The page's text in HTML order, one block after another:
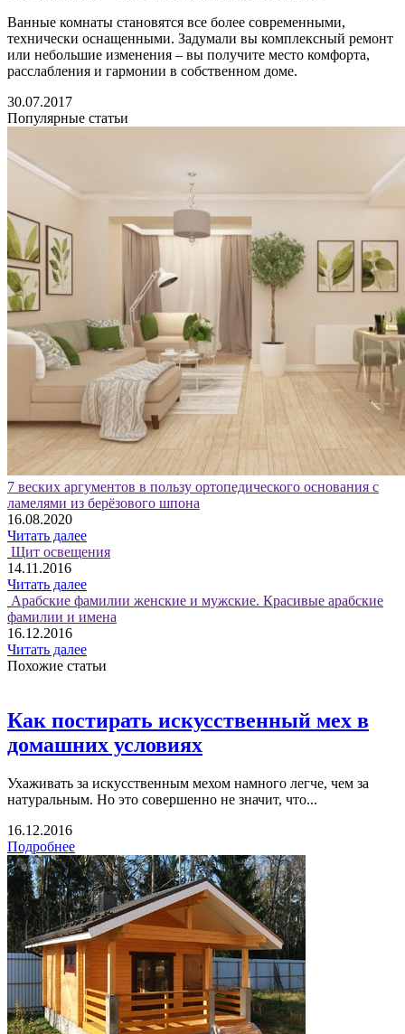
Ванные комнаты становятся все более современными,
технически оснащенными. Задумали вы комплексный ремонт
или небольшие изменения – вы получите место комфорта,
расслабления и гармонии в собственном доме.
30.07.2017
Популярные статьи
7 веских аргументов в пользу ортопедического основания с
ламелями из берёзового шпона
16.08.2020
Читать далее
Щит освещения
14.11.2016
Читать далее
Арабские фамилии женские и мужские. Красивые арабские
фамилии и имена
16.12.2016
Читать далее
Похожие статьи
Как постирать искусственный мех в
домашних условиях
Ухаживать за искусственным мехом намного легче, чем за
натуральным. Но это совершенно не значит, что...
16.12.2016
Подробнее